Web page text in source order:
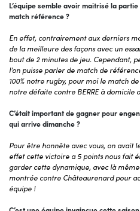
L’équipe semble avoir maitrisé la
match référence ?
En effet, contrairement aux derniers
de la meilleure des façons avec un
bout de 2 minutes de jeu. Cependant,
l’on puisse parler de match de
100% notre rugby, pour moi le match
notre défaite contre BERRE à domicile
C’était important de gagner pour
qui arrivedimanche ?
Pour être honnête avec vous, on avait
effet cette victoire a 5 points nous fait
garder cette dynamique, avec là
montrée contre Châteaurenard pour
équipe !